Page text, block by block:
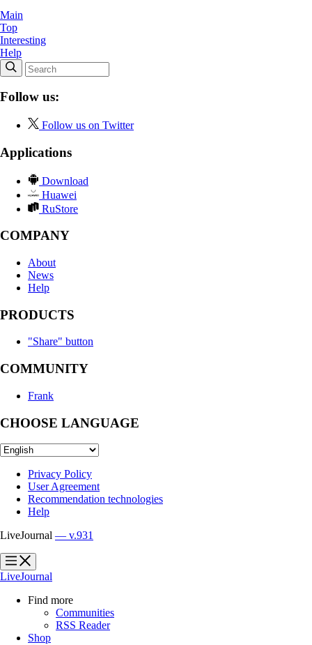
Main
Top
Interesting
Help
Follow us:
Follow us on Twitter
Applications
Download
Huawei
RuStore
COMPANY
About
News
Help
PRODUCTS
"Share" button
COMMUNITY
Frank
CHOOSE LANGUAGE
Privacy Policy
User Agreement
Recommendation technologies
Help
LiveJournal — v.931
?
?
LiveJournal
Find more
Communities
RSS Reader
Shop